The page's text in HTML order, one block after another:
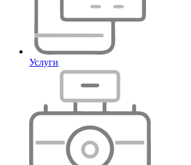
Услуги